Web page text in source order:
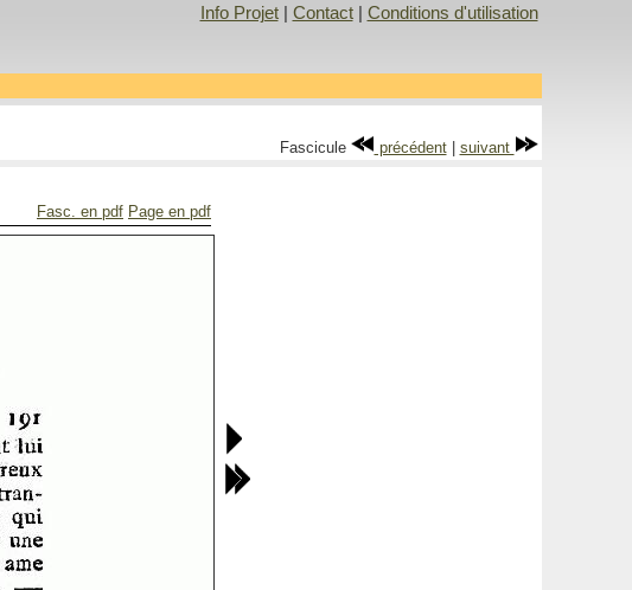
Info Projet| Contact| Conditions d'utilisation
Fascicule précédent| suivant
Fasc. en pdf Page en pdf